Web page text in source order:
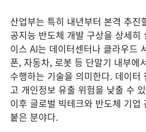
산업부는 특히 내년부터 본격 추진
공지능 반도체 개발 구상을 상세히
이스 AI는 데이터센터나 클라우드
폰, 자동차, 로봇 등 단말기 내부에
수행하는 기술을 의미한다. 데이터
고 개인정보 유출 위험을 낮출 수
이후 글로벌 빅테크와 반도체 기업
붙은 분야다.